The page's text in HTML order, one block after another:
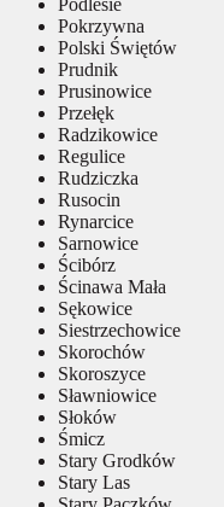
Pokrzywna
Polski Świętów
Prudnik
Prusinowice
Przełęk
Radzikowice
Regulice
Rudziczka
Rusocin
Rynarcice
Sarnowice
Ścibórz
Ścinawa Mała
Sękowice
Siestrzechowice
Skorochów
Skoroszyce
Sławniowice
Słoków
Śmicz
Stary Grodków
Stary Las